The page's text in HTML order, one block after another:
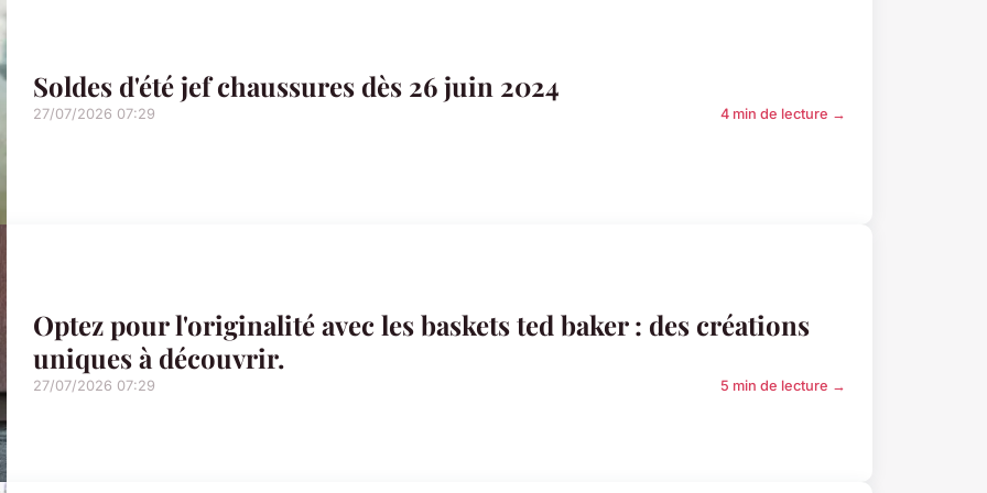
Soldes d'été jef chaussures dès 26 juin 2024
27/07/2026 07:29 4 min de lecture →
Optez pour l'originalité avec les baskets ted baker : des créations
uniques à découvrir.
27/07/2026 07:29 5 min de lecture →